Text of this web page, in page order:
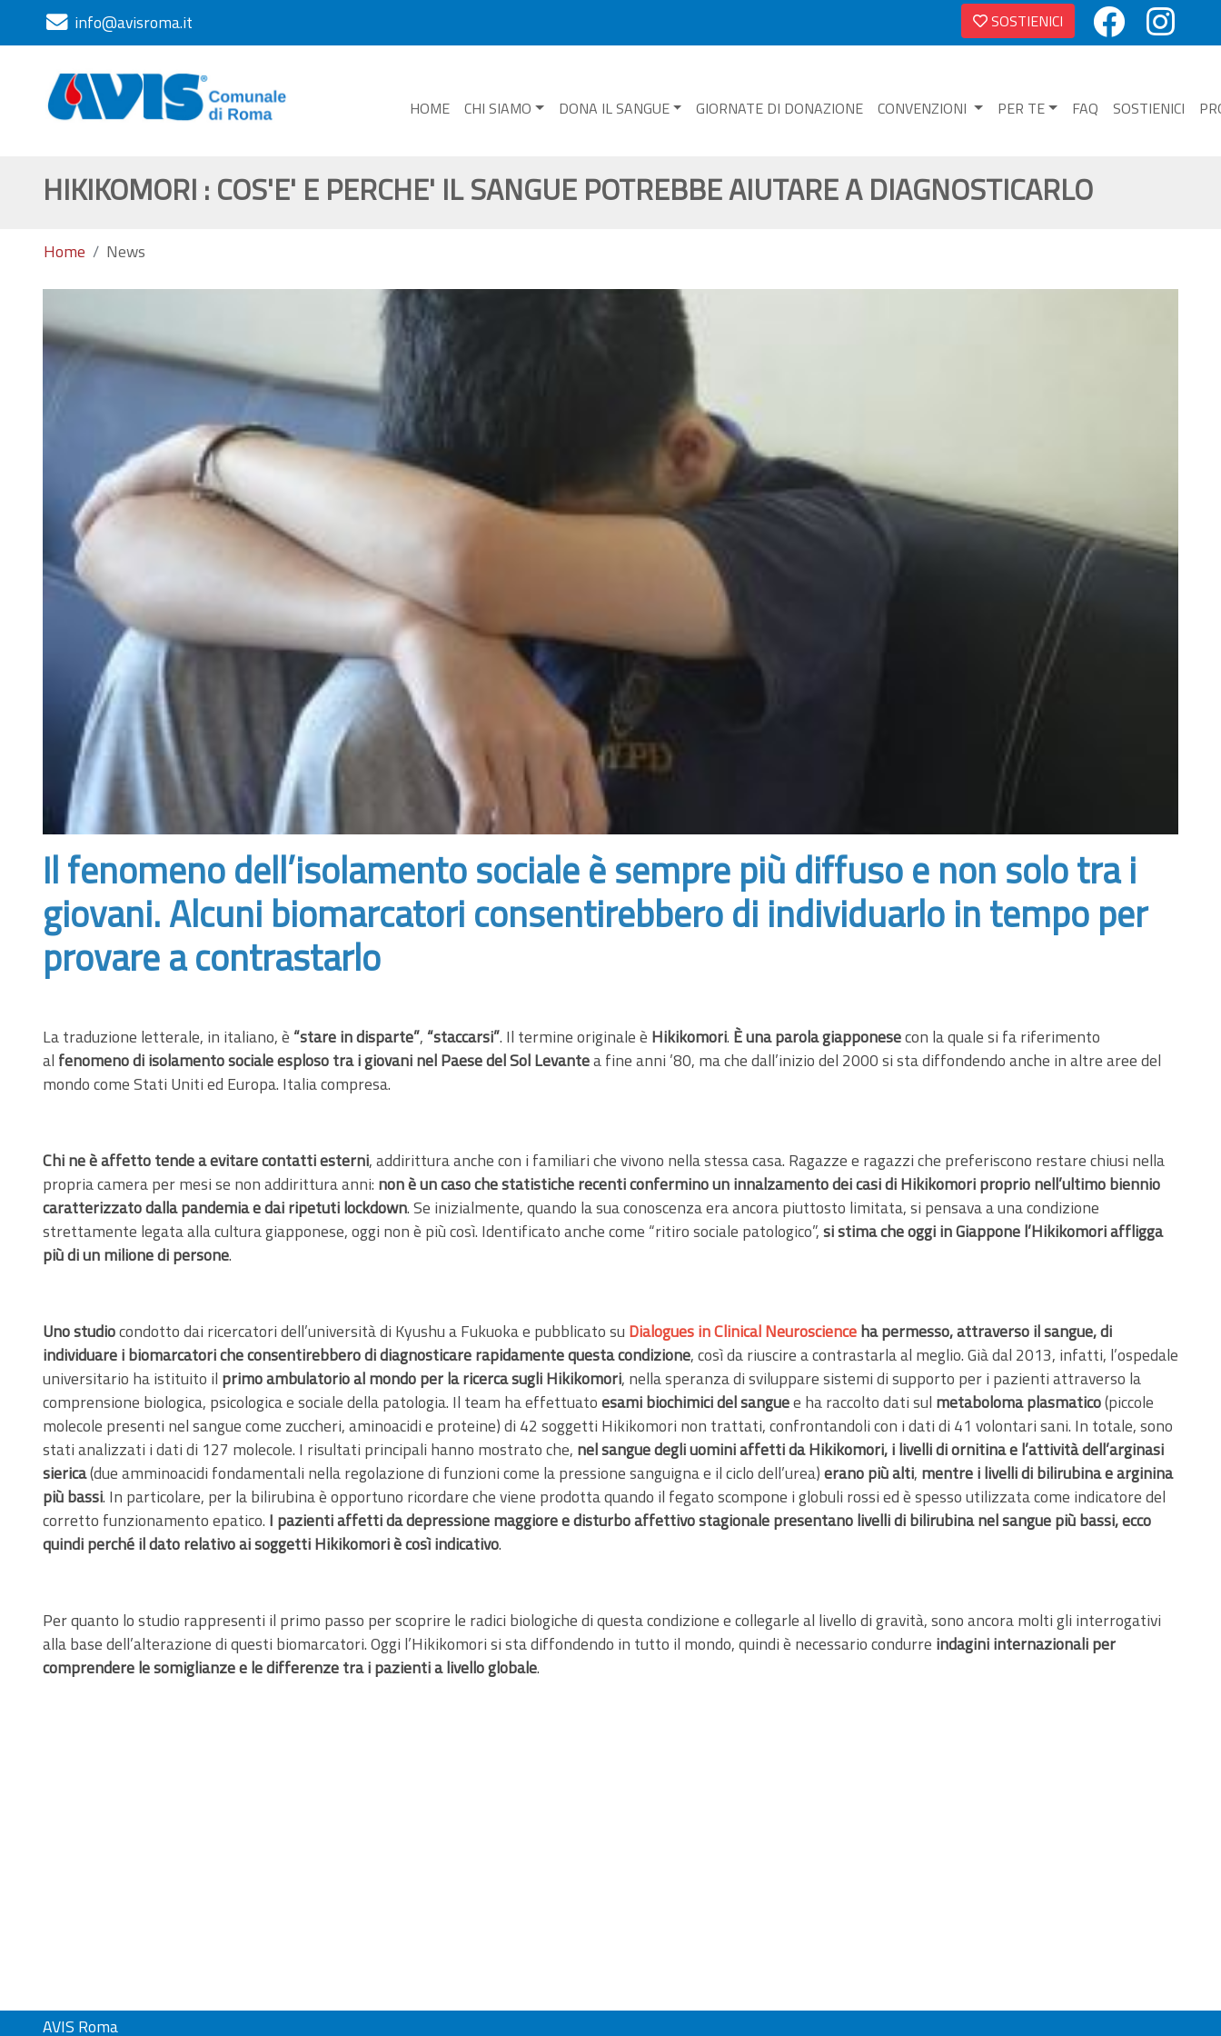
info@avisroma.it SOSTIENICI
HOME CHI SIAMO DONA IL SANGUE GIORNATE DI DONAZIONE CONVENZIONI PER TE FAQ SOSTIENICI
HIKIKOMORI : COS'E' E PERCHE' IL SANGUE POTREBBE AIUTARE A DIAGNOSTICARLO
Home News
Il fenomeno dell’isolamento sociale è sempre più diffuso e non solo tra i
giovani. Alcuni biomarcatori consentirebbero di individuarlo in tempo per
provare a contrastarlo
La traduzione letterale, in italiano, è “stare in disparte”, “staccarsi”. Il termine originale è Hikikomori. È una parola giapponesecon la quale si fa riferimento
al fenomeno di isolamento sociale esploso tra i giovani nel Paese del Sol Levantea fine anni ’80, ma che dall’inizio del 2000 si sta diffondendo anche in altre aree del
mondo come Stati Uniti ed Europa. Italia compresa.
Chi ne è affetto tende a evitare contatti esterni, addirittura anche con i familiari che vivono nella stessa casa. Ragazze e ragazzi che preferiscono restare chiusi nella
propria camera per mesi se non addirittura anni: non è un caso che statistiche recenti confermino un innalzamento dei casi di Hikikomori proprio nell’ultimo biennio
caratterizzato dalla pandemia e dai ripetuti lockdown. Se inizialmente, quando la sua conoscenza era ancora piuttosto limitata, si pensava a una condizione
strettamente legata alla cultura giapponese, oggi non è più così. Identificato anche come “ritiro sociale patologico”,si stima che oggi in Giappone l’Hikikomori affligga
più di un milione di persone.
Unostudiocondotto dai ricercatori dell’università di Kyushu a Fukuoka e pubblicato su Dialogues in Clinical Neuroscienceha permesso, attraverso il sangue, di
individuare i biomarcatori che consentirebbero di diagnosticare rapidamente questa condizione, così da riuscire a contrastarla al meglio. Già dal 2013, infatti, l’ospedale
universitario ha istituito il primo ambulatorio al mondo per la ricerca sugli Hikikomori, nella speranza di sviluppare sistemi di supporto per i pazienti attraverso la
comprensione biologica, psicologica e sociale della patologia. Il team ha effettuatoesami biochimici del sanguee ha raccolto dati sul metaboloma plasmatico(piccole
molecole presenti nel sangue come zuccheri, aminoacidi e proteine) di 42 soggetti Hikikomori non trattati, confrontandoli con i dati di 41 volontari sani. In totale, sono
stati analizzati i dati di 127 molecole. I risultati principali hanno mostrato che, nel sangue degli uomini affetti da Hikikomori, i livelli di ornitina e l’attività dell’arginasi
sierica(due amminoacidi fondamentali nella regolazione di funzioni come la pressione sanguigna e il ciclo dell’urea)erano più alti, mentre i livelli di bilirubina e arginina
più bassi. In particolare, per la bilirubina è opportuno ricordare che viene prodotta quando il fegato scompone i globuli rossi ed è spesso utilizzata come indicatore del
corretto funzionamento epatico. I pazienti affetti da depressione maggiore e disturbo affettivo stagionale presentano livelli di bilirubina nel sangue più bassi, ecco
quindi perché il dato relativo ai soggetti Hikikomori è così indicativo.
Per quanto lo studio rappresenti il primo passo per scoprire le radici biologiche di questa condizione e collegarle al livello di gravità, sono ancora molti gli interrogativi
alla base dell’alterazione di questi biomarcatori. Oggi l’Hikikomori si sta diffondendo in tutto il mondo, quindi è necessario condurre indagini internazionali per
comprendere le somiglianze e le differenze tra i pazienti a livello globale.
AVIS Roma